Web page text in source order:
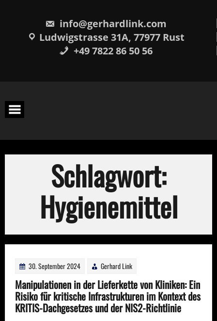
info@gerhardlink.com
Ludwigstrasse 31A, 77977 Rust
+49 7822 86 50 56
Schlagwort:
Hygienemittel
30. September 2024 Gerhard Link
Manipulationen in der Lieferkette von Kliniken: Ein
Risiko für kritische Infrastrukturen im Kontext des
KRITIS-Dachgesetzes und der NIS2-Richtlinie